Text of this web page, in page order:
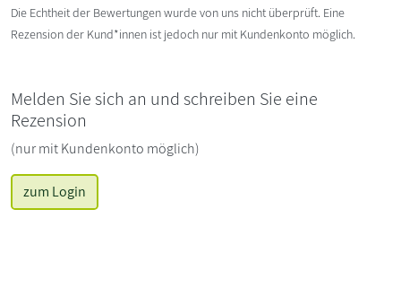
Die Echtheit der Bewertungen wurde von uns nicht überprüft. Eine
Rezension der Kund*innen ist jedoch nur mit Kundenkonto möglich.
Melden Sie sich an und schreiben Sie eine
Rezension
(nur mit Kundenkonto möglich)
zum Login